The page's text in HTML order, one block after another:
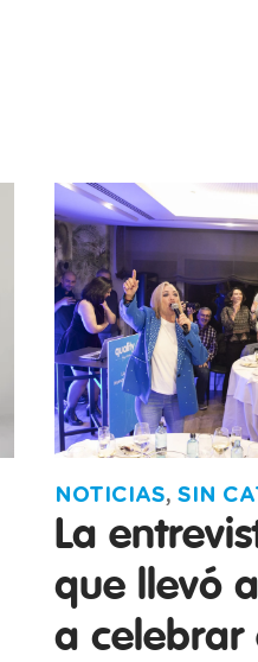
NOTICIAS, SIN
La
que llevó
a celebrar